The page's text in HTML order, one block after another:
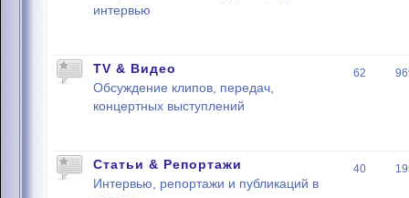
интервью
TV & Видео
Обсуждение клипов, передач,
концертных выступлений
62
Статьи & Репортажи
Интервью, репортажи и публикаций в
40